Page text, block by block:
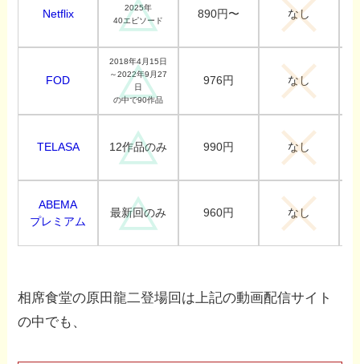
Netflix
2025年
40エピソード
890円〜 なし
FOD
2018年4月15日
～2022年9月27
日
の中で90作品
976円 なし
TELASA 12作品のみ 990円 なし
ABEMA
プレミアム
最新回のみ 960円 なし
相席食堂の原田龍二登場回は上記の動画配信サイト
の中でも、